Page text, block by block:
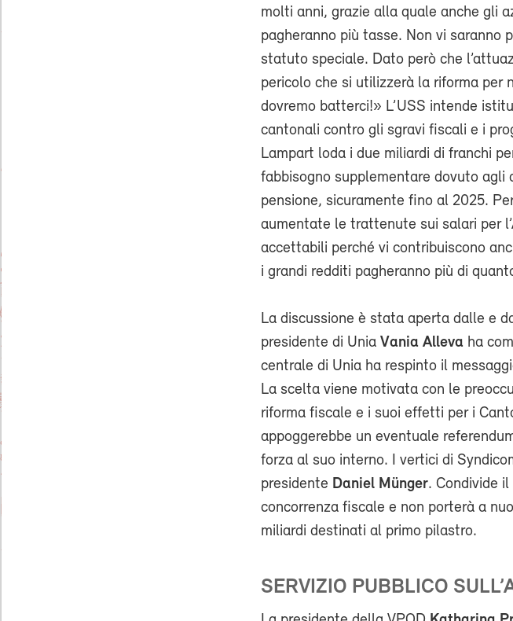
molti anni, grazie alla quale anche gli
pagheranno più tasse. Non vi saranno
statuto speciale. Dato però che
pericolo che si utilizzerà la riforma per
dovremo batterci!» L’USS intende
cantonali contro gli sgravi fiscali e i
Lampart loda i due miliardi di franchi
fabbisogno supplementare dovuto agli
pensione, sicuramente fino al 2025.
aumentate le trattenute sui salari per
accettabili perché vi contribuiscono
i grandi redditi pagheranno più di
La discussione è stata aperta dalle e
presidente di Unia Vania Alleva ha
centrale di Unia ha respinto il
La scelta viene motivata con le
riforma fiscale e i suoi effetti per i
appoggerebbe un eventuale
forza al suo interno. I vertici di
presidente Daniel Münger. Condivide
concorrenza fiscale e non porterà a
miliardi destinati al primo pilastro.
SERVIZIO PUBBLICO